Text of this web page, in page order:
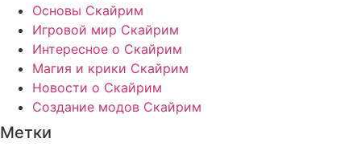
Основы Скайрим
Игровой мир Скайрим
Интересное о Скайрим
Магия и крики Скайрим
Новости о Скайрим
Создание модов Скайрим
Метки